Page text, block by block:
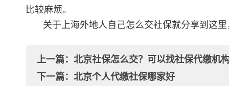
比较麻烦。
关于上海外地人自己怎么交社保就分享到这
上一篇： 北京社保怎么交？可以找社保代缴机
下一篇： 北京个人代缴社保哪家好